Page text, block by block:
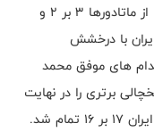
گریکوریان آغاز شد و تیم ایران دقایق بعد را از ماتادورها ۳ بر ۲ و
ایران با درخشش
های موفق محمد
برتری را در نهایت
شد.